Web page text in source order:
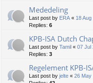
Mededeling
Last post by ERA « 18
Replies: 6
KPB-ISA Dutch
Last post by Tamil « 07 Jul
Replies: 3
Regelement KPB-
Last post by jelte « 26 May